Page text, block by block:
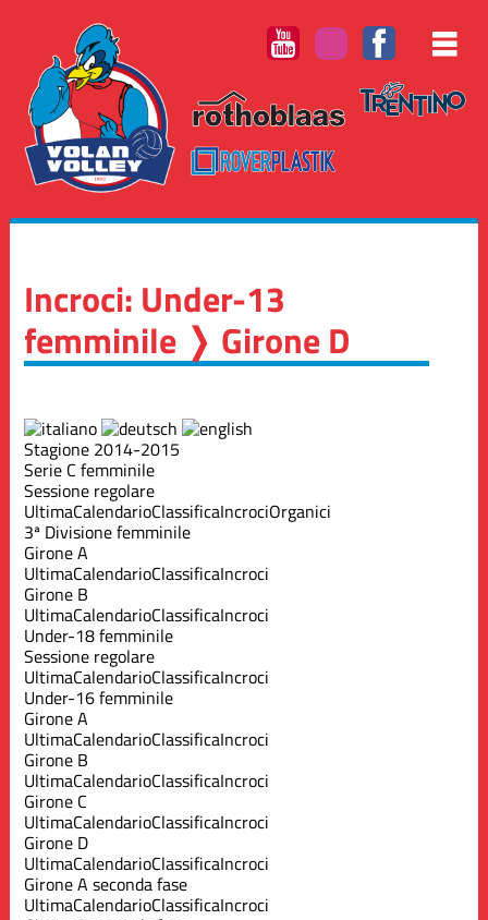
Incroci: Under-13
femminile ❭ Girone D
Stagione 2014-2015
Serie C femminile
Sessione regolare
UltimaCalendarioClassificaIncrociOrganici
3ª Divisione femminile
Girone A
UltimaCalendarioClassificaIncroci
Girone B
UltimaCalendarioClassificaIncroci
Under-18 femminile
Sessione regolare
UltimaCalendarioClassificaIncroci
Under-16 femminile
Girone A
UltimaCalendarioClassificaIncroci
Girone B
UltimaCalendarioClassificaIncroci
Girone C
UltimaCalendarioClassificaIncroci
Girone D
UltimaCalendarioClassificaIncroci
Girone A seconda fase
UltimaCalendarioClassificaIncroci